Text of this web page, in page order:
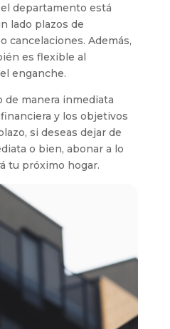
departamento está
lado plazos de
cancelaciones. Además,
es flexible al
enganche.
de manera inmediata
y los objetivos
si deseas dejar de
o bien, abonar a lo
tu próximo hogar.